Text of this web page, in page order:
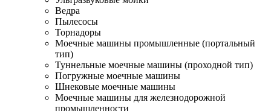
Ведра
Пылесосы
Торнадоры
Моечные машины промышленные (портальный
тип)
Туннельные моечные машины (проходной тип)
Погружные моечные машины
Шнековые моечные машины
Моечные машины для железнодорожной
промышленности